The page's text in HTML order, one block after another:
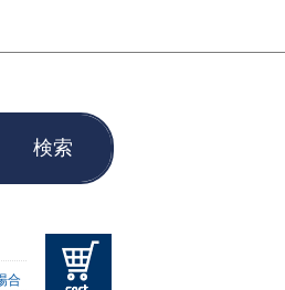
検索
合